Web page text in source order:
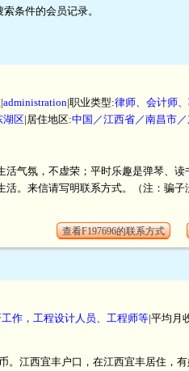
条件的会员记录。
|administration|职业类型:律师、会计师
湖区|居住地区:中国／江西省／南昌市
气氛，不虚荣；平时乐趣是弹琴、读
。来信请写明联系方式。（注：骗子
查看F197696的联系方式
作，工程设计人员、工程师等|平均月
。江西宜丰户口，在江西宜丰居住，